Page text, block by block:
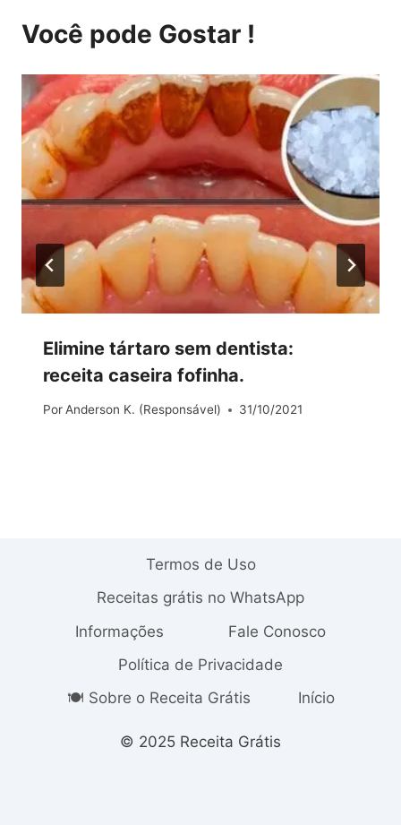
Você pode Gostar !
Elimine tártaro sem dentista:
receita caseira fofinha.
PorAnderson K. (Responsável) 31/10/2021
Termos de Uso
Receitas grátis no WhatsApp
Informações
Fale Conosco
Política de Privacidade
🍽️ Sobre o Receita Grátis
Início
© 2025 Receita Grátis